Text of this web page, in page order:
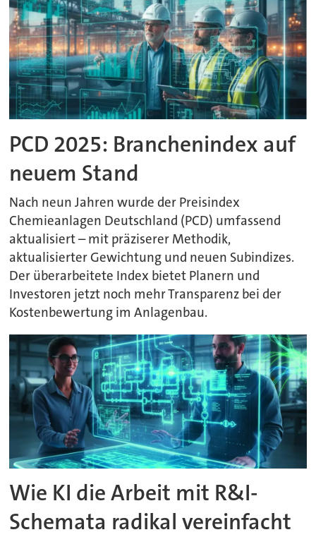
PCD 2025: Branchenindex auf
neuem Stand
Nach neun Jahren wurde der Preisindex
Chemieanlagen Deutschland (PCD) umfassend
aktualisiert – mit präziserer Methodik,
aktualisierter Gewichtung und neuen Subindizes.
Der überarbeitete Index bietet Planern und
Investoren jetzt noch mehr Transparenz bei der
Kostenbewertung im Anlagenbau.
Wie KI die Arbeit mit R&I-
Schemata radikal vereinfacht